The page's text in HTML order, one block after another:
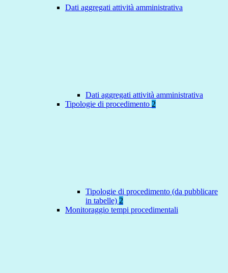
Dati aggregati attività amministrativa
Dati aggregati attività amministrativa
Tipologie di procedimento 2
Tipologie di procedimento (da pubblicare
in tabelle) 2
Monitoraggio tempi procedimentali